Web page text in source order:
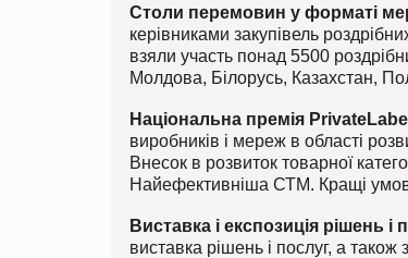
Столи перемовин у форматі
керівниками закупівель
взяли участь понад 5500
Молдова, Білорусь, Казахстан,
Національна премія
виробників і мереж в області
Внесок в розвиток товарної
Найефективніша СТМ. Кращі
Виставка і експозиція рішень і
виставка рішень і послуг, а також